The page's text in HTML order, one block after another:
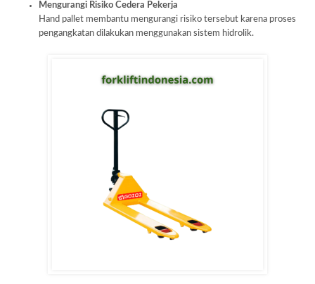
Mengurangi Risiko Cedera Pekerja
Hand pallet membantu mengurangi risiko tersebut karena proses
pengangkatan dilakukan menggunakan sistem hidrolik.